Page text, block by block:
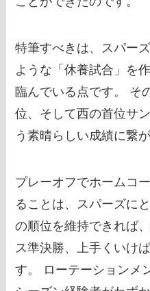
特筆すべきは、スパー
ような「休養試合」を
臨んでいる点です。 そ
位、そして西の首位サ
う素晴らしい成績に繋
プレーオフでホームコ
ることは、スパーズに
の順位を維持できれば
ス準決勝、上手くいけ
す。 ローテーションメ